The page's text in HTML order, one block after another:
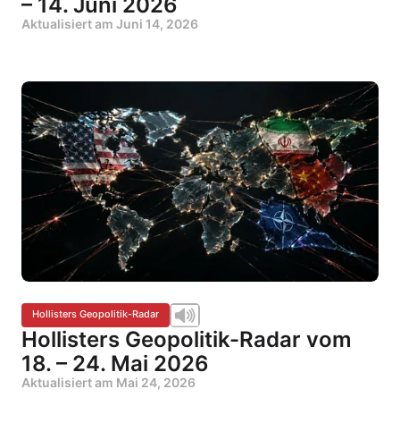
Aktualisiert am Juni 14, 2026
Hollisters Geopolitik-Radar
Hollisters Geopolitik-Radar vom
18. – 24. Mai 2026
Aktualisiert am Mai 24, 2026